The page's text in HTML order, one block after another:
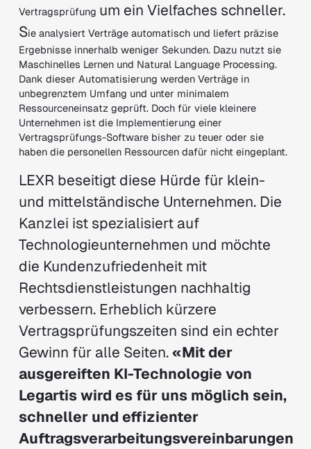
Vertragsprüfung um ein Vielfaches schneller.
Sie analysiert Verträge automatisch und liefert präzise
Ergebnisse innerhalb weniger Sekunden. Dazu nutzt sie
Maschinelles Lernen und Natural Language Processing.
Dank dieser Automatisierung werden Verträge in
unbegrenztem Umfang und unter minimalem
Ressourceneinsatz geprüft. Doch für viele kleinere
Unternehmen ist die Implementierung einer
Vertragsprüfungs-Software bisher zu teuer oder sie
haben die personellen Ressourcen dafür nicht eingeplant.
LEXR beseitigt diese Hürde für klein-
und mittelständische Unternehmen. Die
Kanzlei ist spezialisiert auf
Technologieunternehmen und möchte
die Kundenzufriedenheit mit
Rechtsdienstleistungen nachhaltig
verbessern. Erheblich kürzere
Vertragsprüfungszeiten sind ein echter
Gewinn für alle Seiten.«Mit der
ausgereiften KI-Technologie von
Legartis wird es für uns möglich sein,
schneller und effizienter
Auftragsverarbeitungsvereinbarungen